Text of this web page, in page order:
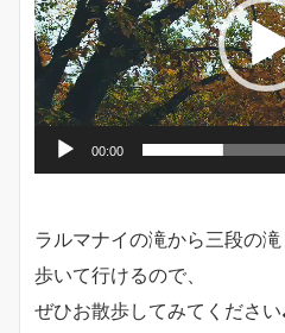
レ
ー
ー
00:00
ラルマナイの滝から三段の
歩いて行けるので、
ぜひお散歩してみてくださ